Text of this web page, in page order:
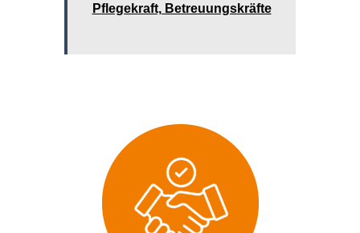
Pflegekraft, Betreuungskräfte